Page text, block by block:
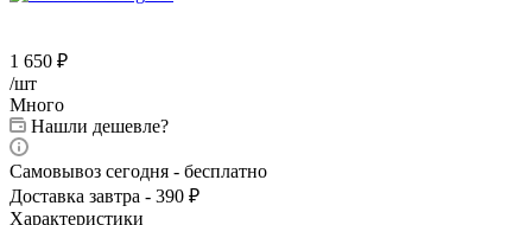
1 650 ₽
/шт
Много
Нашли дешевле?
Самовывоз сегодня - бесплатно
Доставка завтра - 390 ₽
Характеристики